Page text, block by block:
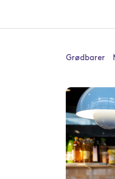
Grødbarer